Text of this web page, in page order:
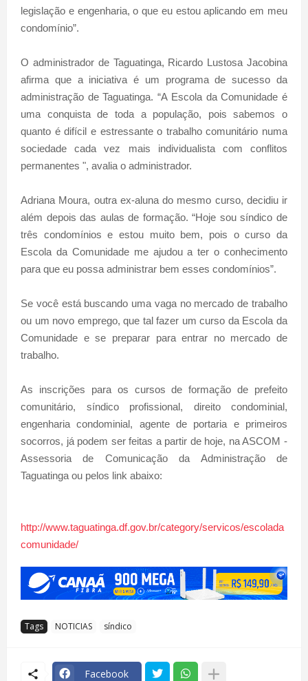
legislação e engenharia, o que eu estou aplicando em meu
condomínio”.
O administrador de Taguatinga, Ricardo Lustosa Jacobina
afirma que a iniciativa é um programa de sucesso da
administração de Taguatinga. “A Escola da Comunidade é
uma conquista de toda a população, pois sabemos o
quanto é difícil e estressante o trabalho comunitário numa
sociedade cada vez mais individualista com conflitos
permanentes ", avalia o administrador.
Adriana Moura, outra ex-aluna do mesmo curso, decidiu ir
além depois das aulas de formação. “Hoje sou síndico de
três condomínios e estou muito bem, pois o curso da
Escola da Comunidade me ajudou a ter o conhecimento
para que eu possa administrar bem esses condomínios”.
Se você está buscando uma vaga no mercado de trabalho
ou um novo emprego, que tal fazer um curso da Escola da
Comunidade e se preparar para entrar no mercado de
trabalho.
As inscrições para os cursos de formação de prefeito
comunitário, síndico profissional, direito condominial,
engenharia condominial, agente de portaria e primeiros
socorros, já podem ser feitas a partir de hoje, na ASCOM -
Assessoria de Comunicação da Administração de
Taguatinga ou pelos link abaixo:
http://www.taguatinga.df.gov.br/category/servicos/escolada
comunidade/
Tags NOTICIAS síndico
Facebook